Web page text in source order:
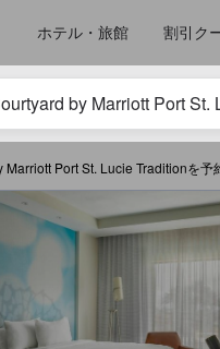
ホテル・旅館 割引ク
やキーワードを入力し、矢印キ
Marriott Port St. Lucie Traditionを予
ミは実際に予約をし、宿泊